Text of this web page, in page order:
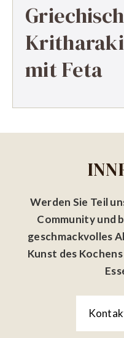
mit Feta
Werden Sie Teil
Community und
geschmackvolles
Kunst des